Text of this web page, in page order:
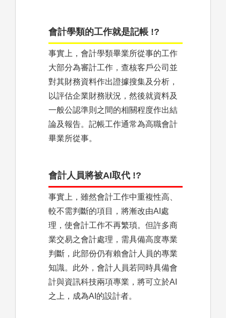
會計學類的工作就是記帳 !?
事實上，會計學類畢業所從事的工作
大部分為審計工作，查核客戶公司並
對其財務資料作出證據搜集及分析，
以評估企業財務狀況，然後就資料及
一般公認準則之間的相關程度作出結
論及報告。記帳工作通常為高職會計
畢業所從事。
會計人員將被AI取代 !?
事實上，雖然會計工作中重複性高、
較不需判斷的項目，將漸改由AI處
理，使會計工作不再繁瑣。但許多商
業交易之會計處理，需具備高度專業
判斷，此部份仍有賴會計人員的專業
知識。此外，會計人員若同時具備會
計與資訊科技兩項專業，將可立於AI
之上，成為AI的設計者。